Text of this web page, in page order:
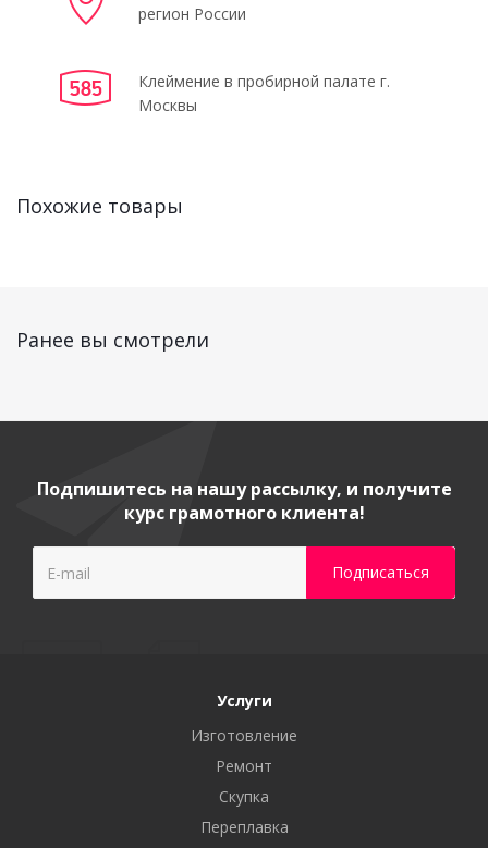
регион России
Клеймение в пробирной палате г.
Москвы
Похожие товары
Ранее вы смотрели
Подпишитесь на нашу рассылку, и получите
курс грамотного клиента!
Услуги
Изготовление
Ремонт
Скупка
Переплавка